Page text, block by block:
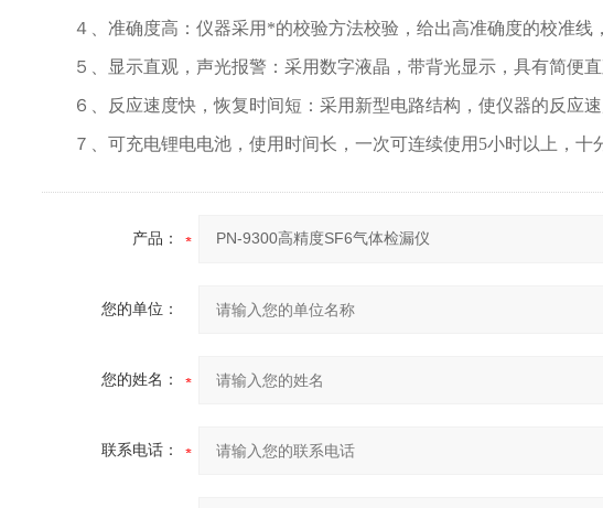
４、准确度高：仪器采用*的校验方法校验，给出高准确度的校准
５、显示直观，声光报警：采用数字液晶，带背光显示，具有简便
６、反应速度快，恢复时间短：采用新型电路结构，使仪器的反应
７、可充电锂电电池，使用时间长，一次可连续使用5小时以上，
产品：
您的单位：
您的姓名：
联系电话：